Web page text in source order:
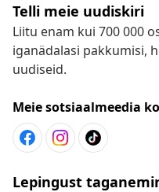
Telli meie uudiskiri
Liitu enam kui 700 000
iganädalasi pakkumisi,
uudiseid.
Meie sotsiaalmeedia
Lepingust